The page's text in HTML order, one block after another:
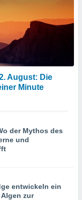
August: Die
Minute
der Mythos des
und
entwickeln ein
zur